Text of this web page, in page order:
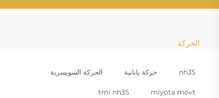
الحركة
nh35 حركة يابانية الحركة السويسرية
miyota movt
tmi nh35